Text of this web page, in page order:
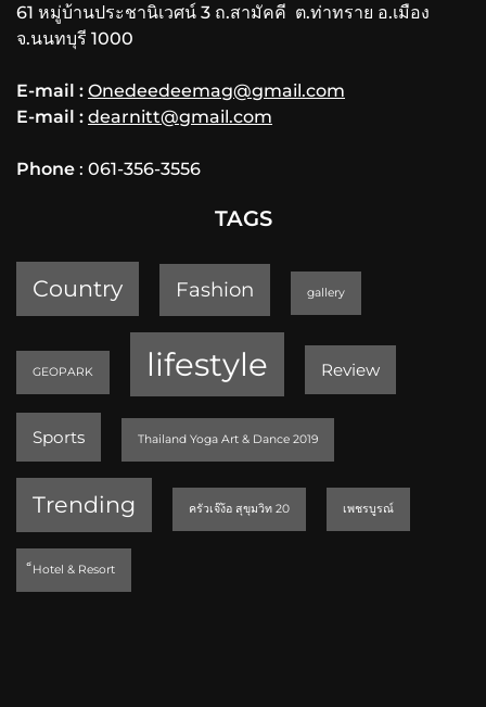
61 หมู่บ้านประชานิเวศน์ 3 ถ.สามัคคี ต.ท่าทราย อ.เมือง
จ.นนทบุรี 1000
E-mail : Onedeedeemag@gmail.com
E-mail : dearnitt@gmail.com
Phone : 061-356-3556
TAGS
Country Fashion gallery
GEOPARK lifestyle Review
Sports Thailand Yoga Art & Dance 2019
Trending ครัวเจ๊ง้อ สุขุมวิท 20 เพชรบูรณ์
็Hotel & Resort